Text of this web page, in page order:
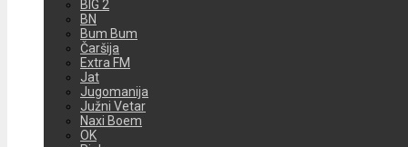
BIG 2
BN
Bum Bum
Čaršija
Extra FM
Jat
Jugomanija
Južni Vetar
Naxi Boem
OK